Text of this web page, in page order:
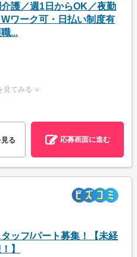
介護／週1日からOK／夜勤
ワーク可・日払い制度有
...
見てみる ∨
る 応募画面に進む
ッフ/パート募集！【未経
】